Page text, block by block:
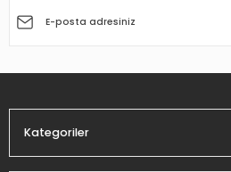
Ürün açıklamasında eksik bilgiler
Kategoriler